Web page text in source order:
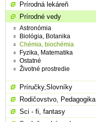
Prírodná lekáreň
Prírodné vedy
Astronómia
Biológia, Botanika
Chémia, biochémia
Fyzika, Matematika
Ostatné
Životné prostredie
Príručky,Slovníky
Rodičovstvo, Pedagogika
Sci - fi, fantasy